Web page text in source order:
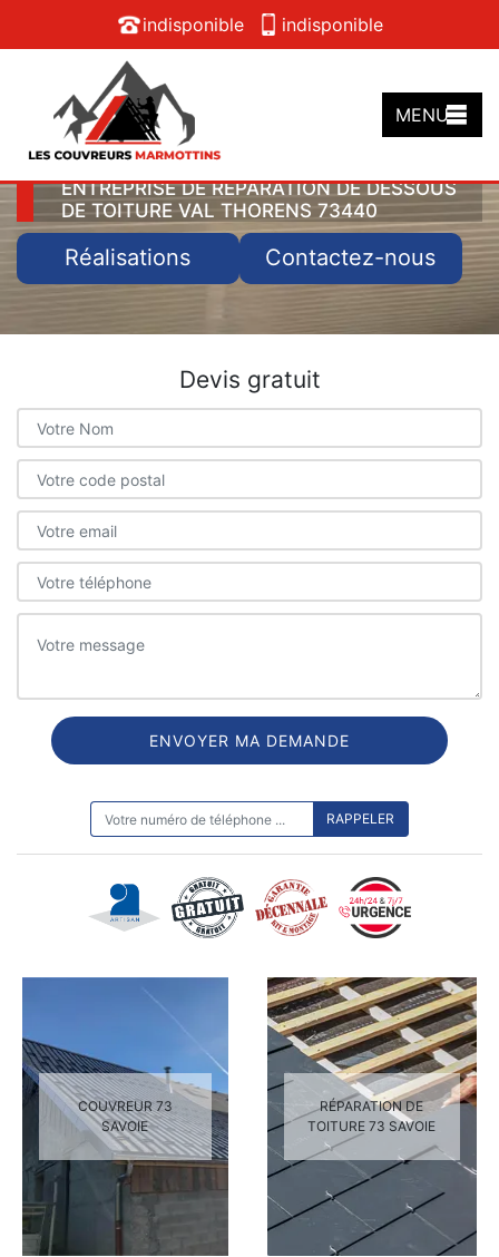
indisponible indisponible
MENU
ENTREPRISE DE RÉPARATION DE DESSOUS
DE TOITURE VAL THORENS 73440
Réalisations Contactez-nous
Devis gratuit
COUVREUR 73
SAVOIE
RÉPARATION DE
TOITURE 73 SAVOIE